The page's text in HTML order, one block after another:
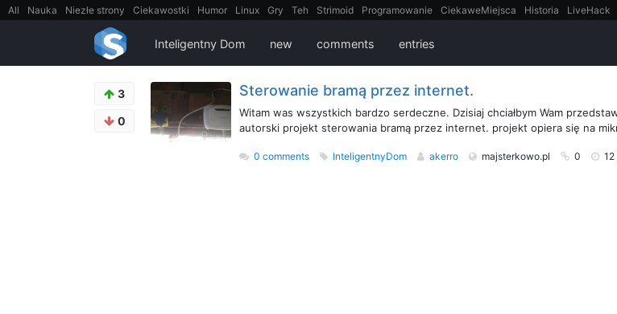
All Nauka Niezłe strony Ciekawostki Humor Linux Gry Teh Strimoid Programowanie CiekaweMiejsca Historia LiveHack
FilmyDokumentalne
Inteligentny Dom new comments entries
3
0
Sterowanie bramą przez internet.
Witam was wszystkich bardzo serdeczne. Dzisiaj chciałbym Wam
autorski projekt sterowania bramą przez internet. projekt opiera się na
0 comments InteligentnyDom akerro majsterkowo.pl 0 12